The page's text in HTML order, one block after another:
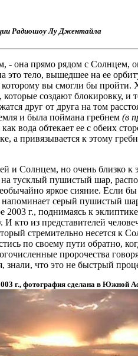
Радиошоу Лу Джентайла
- она прямо рядом с
это тело, вышедшее на ее
вы смогли бы пройти.
создают блокировку,
друг от друга на том
и была поймана гребнем (в
вода обтекает ее с обеих
а привязывается к этому
и Солнцем, но очень близко к
на тусклый пушистый шар,
яркое сияние. Если
серый пушистый
г., поднимаясь к
из представителей
стремительно несется к
по своему пути обратно,
пророчества
что это не быстрый
г., фотография сделана в Южной